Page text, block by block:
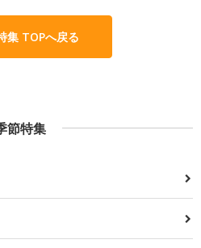
集 TOPへ戻る
節特集